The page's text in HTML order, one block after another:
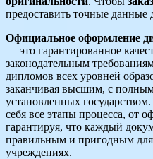
предоставить точные данные
Официальное оформление
— это гарантированное
законодательным
дипломов всех уровней
заканчивая высшим, с
установленных
себя все этапы процесса, от
гарантируя, что каждый
правильным и пригодным
учреждениях.